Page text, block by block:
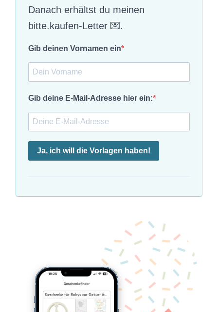
Danach erhältst du meinen
bitte.kaufen-Letter 💌.
Gib deinen Vornamen ein
Gib deine E-Mail-Adresse hier ein:
Ja, ich will die Vorlagen haben!